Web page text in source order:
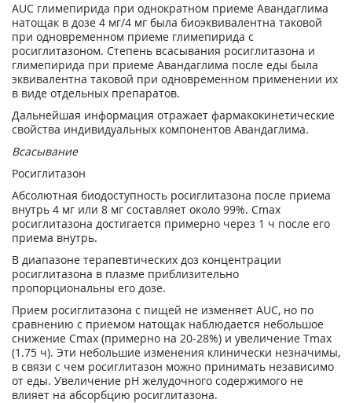
AUC глимепирида при однократном приеме Авандаглима
натощак в дозе 4 мг/4 мг была биоэквивалентна таковой
при одновременном приеме глимепирида с
росиглитазоном. Степень всасывания росиглитазона и
глимепирида при приеме Авандаглима после еды была
эквивалентна таковой при одновременном применении их
в виде отдельных препаратов.
Дальнейшая информация отражает фармакокинетические
свойства индивидуальных компонентов Авандаглима.
Всасывание
Росиглитазон
Абсолютная биодоступность росиглитазона после приема
внутрь 4 мг или 8 мг составляет около 99%. Сmах
росиглитазона достигается примерно через 1 ч после его
приема внутрь.
В диапазоне терапевтических доз концентрации
росиглитазона в плазме приблизительно
пропорциональны его дозе.
Прием росиглитазона с пищей не изменяет AUC, но по
сравнению с приемом натощак наблюдается небольшое
снижение Cmax (примерно на 20-28%) и увеличение Тmax
(1.75 ч). Эти небольшие изменения клинически незначимы,
в связи с чем росиглитазон можно принимать независимо
от еды. Увеличение рН желудочного содержимого не
влияет на абсорбцию росиглитазона.